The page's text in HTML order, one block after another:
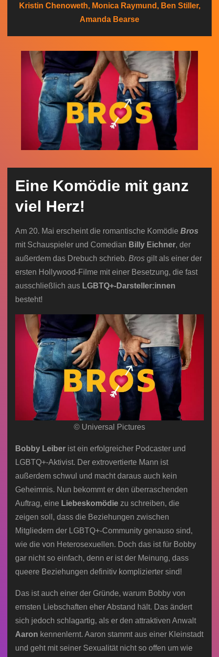
Kristin Chenoweth, Monica Raymund, Ben Stiller,
Amanda Bearse
Eine Komödie mit ganz
viel Herz!
Am 20. Mai erscheint die romantische Komödie Bros
mit Schauspieler und Comedian Billy Eichner, der
außerdem das Drebuch schrieb. Bros gilt als einer der
ersten Hollywood-Filme mit einer Besetzung, die fast
ausschließlich aus LGBTQ+-Darsteller:innen
besteht!
© Universal Pictures
Bobby Leiber ist ein erfolgreicher Podcaster und
LGBTQ+-Aktivist. Der extrovertierte Mann ist
außerdem schwul und macht daraus auch kein
Geheimnis. Nun bekommt er den überraschenden
Auftrag, eine Liebeskomödie zu schreiben, die
zeigen soll, dass die Beziehungen zwischen
Mitgliedern der LGBTQ+-Community genauso sind,
wie die von Heterosexuellen. Doch das ist für Bobby
gar nicht so einfach, denn er ist der Meinung, dass
queere Beziehungen definitiv komplizierter sind!
Das ist auch einer der Gründe, warum Bobby von
ernsten Liebschaften eher Abstand hält. Das ändert
sich jedoch schlagartig, als er den attraktiven Anwalt
Aaron kennenlernt. Aaron stammt aus einer Kleinstadt
und geht mit seiner Sexualität nicht so offen um wie